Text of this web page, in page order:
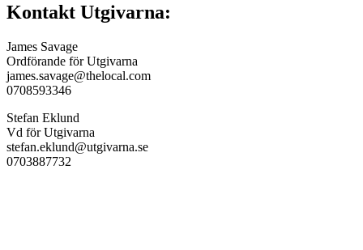
Kontakt Utgivarna:
James Savage
Ordförande för Utgivarna
james.savage@thelocal.com
0708593346
Stefan Eklund
Vd för Utgivarna
stefan.eklund@utgivarna.se
0703887732